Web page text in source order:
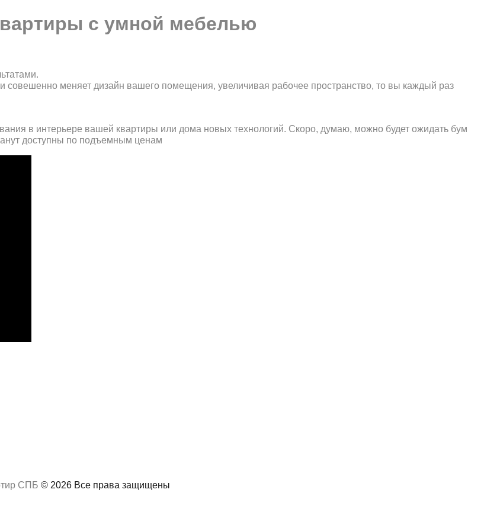
с умной мебелью
совешенно меняет дизайн вашего помещения, увеличивая рабочее пространство, то вы каждый раз
в интерьере вашей квартиры или дома новых технологий. Скоро, думаю, можно будет ожидать бум
доступны по подъемным ценам
СПБ © 2026 Все права защищены